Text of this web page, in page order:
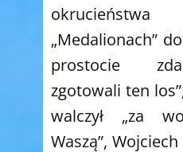
„Medalionach”
prostocie
zgotowali ten
walczył „za
Waszą”,